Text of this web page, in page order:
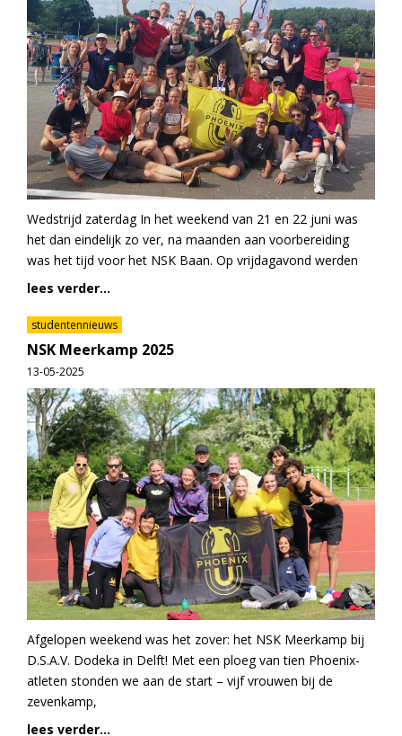
Wedstrijd zaterdag In het weekend van 21 en 22 juni was
het dan eindelijk zo ver, na maanden aan voorbereiding
was het tijd voor het NSK Baan. Op vrijdagavond werden
lees verder...
studentennieuws
NSK Meerkamp 2025
13-05-2025
Afgelopen weekend was het zover: het NSK Meerkamp bij
D.S.A.V. Dodeka in Delft! Met een ploeg van tien Phoenix-
atleten stonden we aan de start – vijf vrouwen bij de
zevenkamp,
lees verder...